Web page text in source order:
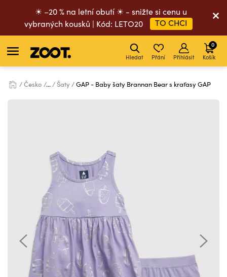
☀ –20 % na letní obutí ☀ - snižte si cenu u
vybraných kousků | Kód: LETO20
TO CHCI
Hledat Přání Přihlásit Košík
0
Česko ... Šaty GAP - Baby šaty Brannan Bear s kraťasy GAP